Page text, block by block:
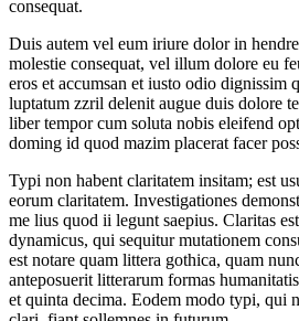
consequat.
Duis autem vel eum iriure dolor in
molestie consequat, vel illum dolore eu
eros et accumsan et iusto odio dignissim
luptatum zzril delenit augue duis dolore
liber tempor cum soluta nobis eleifend
doming id quod mazim placerat facer
Typi non habent claritatem insitam; est
eorum claritatem. Investigationes
me lius quod ii legunt saepius. Claritas
dynamicus, qui sequitur mutationem
est notare quam littera gothica, quam
anteposuerit litterarum formas
et quinta decima. Eodem modo typi, qui